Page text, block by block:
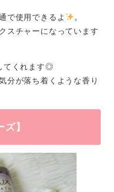
で使用できるよ
。
スチャーになっています
てくれます◎
分が落ち着くような香り
】